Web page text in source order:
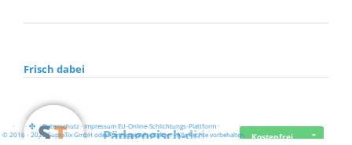
Frisch dabei
Pädagogisch-did… Kostenfrei
· · ·Datenschutz·Impressum EU-Online-Schlichtungs-Plattform·
© 2016 - 2026 SupraTix GmbH oder Partnergesellschaften - Alle Rechte vorbehalten.